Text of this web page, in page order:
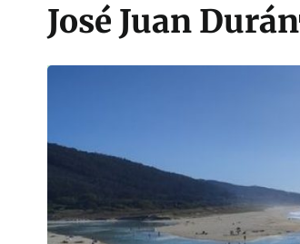
José Juan Durán